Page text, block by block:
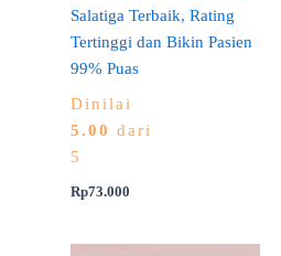
Salatiga Terbaik, Rating
Tertinggi dan Bikin Pasien
99% Puas
Dinilai
5.00 dari
5
Rp73.000